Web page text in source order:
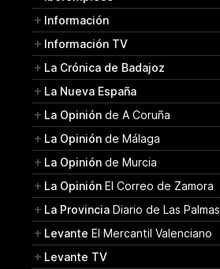
Información
Información TV
La Crónica de Badajoz
La Nueva España
La Opinión de A Coruña
La Opinión de Málaga
La Opinión de Murcia
La Opinión El Correo de Zamora
La Provincia Diario de Las Palmas
Levante El Mercantil Valenciano
Levante TV